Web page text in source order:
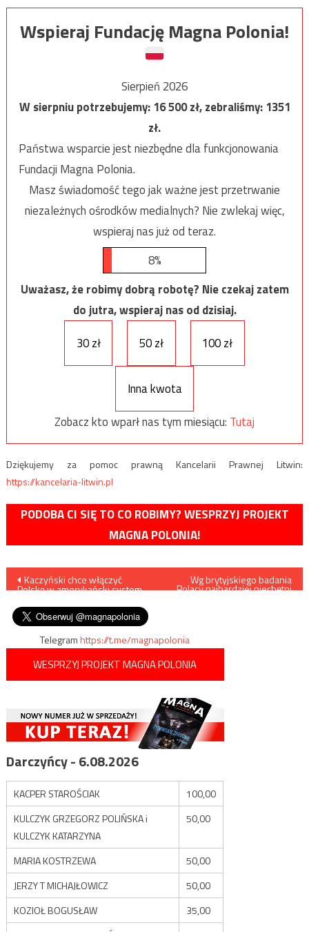
Wspieraj Fundację Magna Polonia!
Sierpień 2026
W sierpniu potrzebujemy:16 500zł, zebraliśmy:1351
zł.
Państwa wsparcie jest niezbędne dla funkcjonowania
Fundacji Magna Polonia.
Masz świadomość tego jak ważne jest przetrwanie
niezależnych ośrodków medialnych? Nie zwlekaj więc,
wspieraj nas już od teraz.
8%
Uważasz, że robimy dobrą robotę? Nie czekaj zatem
do jutra, wspieraj nas od dzisiaj.
30 zł
50 zł 100 zł
Inna kwota
Zobacz kto wparł nas tym miesiącu: Tutaj
Dziękujemy za pomoc prawną Kancelarii Prawnej Litwin:
https://kancelaria-litwin.pl
PODOBA CI SIĘ TO CO ROBIMY? WESPRZYJ PROJEKT
MAGNA POLONIA!
Nawigacja
wpisu
Kaczyński chce włączyć
Polskę w amerykański system
Wg brytyjskiego badania
Polacy najbardziej niechętni
Telegramhttps://t.me/magnapolonia
WESPRZYJ PROJEKT MAGNA POLONIA
Darczyńcy - 6.08.2026
KACPER STAROŚCIAK
100,00
KULCZYK GRZEGORZ POLIŃSKA i
KULCZYK KATARZYNA
50,00
MARIA KOSTRZEWA
50,00
JERZY T MICHAJŁOWICZ
50,00
KOZIOŁ BOGUSŁAW
35,00